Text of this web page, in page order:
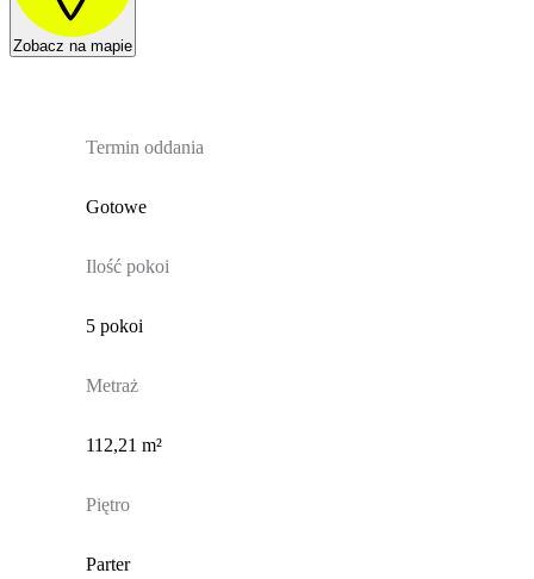
Zobacz na mapie
Termin oddania
Gotowe
Ilość pokoi
5 pokoi
Metraż
112,21 m²
Piętro
Parter